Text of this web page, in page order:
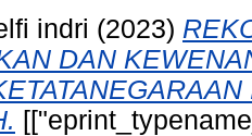
indri (2023)
DAN